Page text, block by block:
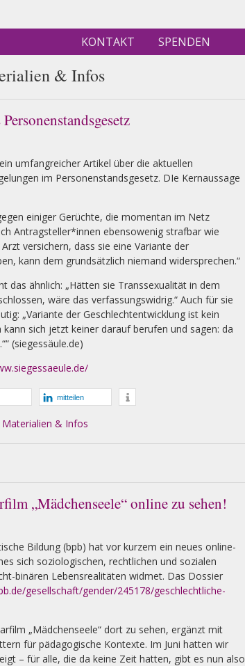
KONTAKT SPENDEN
& Infos
umfangreicher Artikel über die aktuellen
im Personenstandsgesetz. DIe Kernaussage
einiger Gerüchte, die momentan im Netz
Antragsteller*innen ebensowenig strafbar wie
versichern, dass sie eine Variante der
kann dem grundsätzlich niemand widersprechen.“
das ähnlich: „Hätten sie Transsexualität in dem
wäre das verfassungswidrig.“ Auch für sie
„Variante der Geschlechtentwicklung ist kein
sich jetzt keiner darauf berufen und sagen: da
(siegessäule.de)
mitteilen
Materialien & Infos
„Mädchenseele“ online zu sehen!
Bildung (bpb) hat vor kurzem ein neues online-
sich soziologischen, rechtlichen und sozialen
binären Lebensrealitäten widmet. Das Dossier
gesellschaft/gender/245178/geschlechtliche-
„Mädchenseele“ dort zu sehen, ergänzt mit
für pädagogische Kontexte. Im Juni hatten wir
– für alle, die da keine Zeit hatten, gibt es nun also